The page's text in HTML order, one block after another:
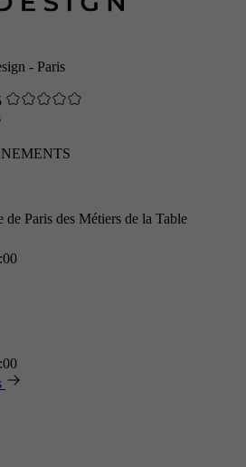
- Paris
Paris des Métiers de la Table